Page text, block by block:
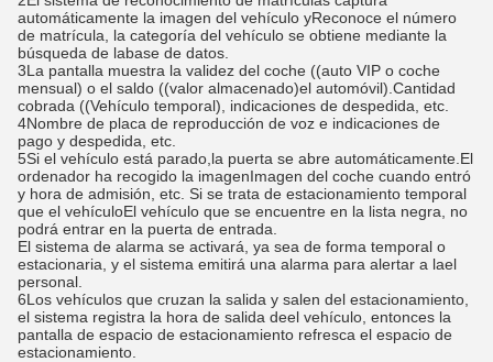
automáticamente la imagen del vehículo yReconoce el número
de matrícula, la categoría del vehículo se obtiene mediante la
búsqueda de labase de datos.
3La pantalla muestra la validez del coche ((auto VIP o coche
mensual) o el saldo ((valor almacenado)el automóvil).Cantidad
cobrada ((Vehículo temporal), indicaciones de despedida, etc.
4Nombre de placa de reproducción de voz e indicaciones de
pago y despedida, etc.
5Si el vehículo está parado,la puerta se abre automáticamente.El
ordenador ha recogido la imagenImagen del coche cuando entró
y hora de admisión, etc. Si se trata de estacionamiento temporal
que el vehículoEl vehículo que se encuentre en la lista negra, no
podrá entrar en la puerta de entrada.
El sistema de alarma se activará, ya sea de forma temporal o
estacionaria, y el sistema emitirá una alarma para alertar a lael
personal.
6Los vehículos que cruzan la salida y salen del estacionamiento,
el sistema registra la hora de salida deel vehículo, entonces la
pantalla de espacio de estacionamiento refresca el espacio de
estacionamiento.